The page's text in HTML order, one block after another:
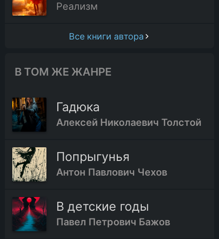
Реализм
Все книги автора
В ТОМ ЖЕ ЖАНРЕ
Гадюка
Алексей Николаевич Толстой
Попрыгунья
Антон Павлович Чехов
В детские годы
Павел Петрович Бажов